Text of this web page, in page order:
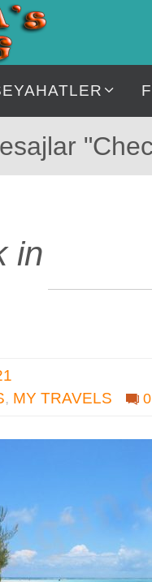
in
, MY TRAVELS 0